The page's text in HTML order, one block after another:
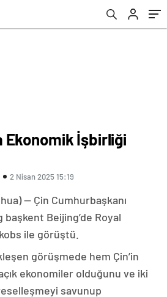
Ekonomik İşbirliği
2 Nisan 2025 15:19
— Çin Cumhurbaşkanı
başkent Beijing’de Royal
ile görüştü.
görüşmede hem Çin’in
ekonomiler olduğunu ve iki
savunup